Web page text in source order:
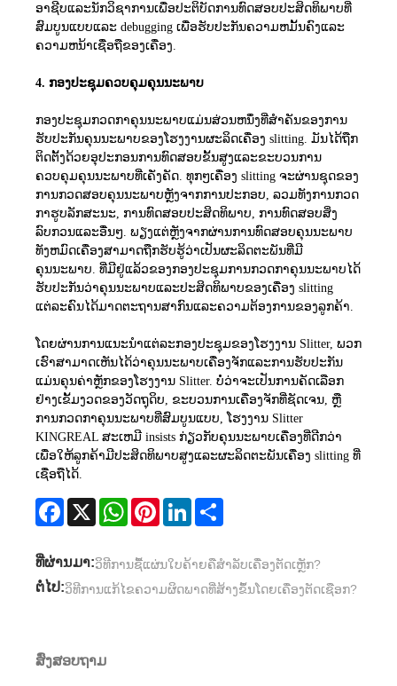
ອາຊີບແລະນັກວິຊາການເພື່ອປະຕິບັດການທົດສອບປະສິດທິພາບທີ່
ສົມບູນແບບແລະ debugging ເພື່ອຮັບປະກັນຄວາມຫມັ້ນຄົງແລະ
ຄວາມຫນ້າເຊື່ອຖືຂອງເຄື່ອງ.
4. ກອງປະຊຸມຄວບຄຸມຄຸນນະພາບ
ກອງປະຊຸມກວດກາຄຸນນະພາບແມ່ນສ່ວນຫນຶ່ງທີ່ສໍາຄັນຂອງການ
ຮັບປະກັນຄຸນນະພາບຂອງໂຮງງານຜະລິດເຄື່ອງ slitting. ມັນໄດ້ຖືກ
ຕິດຕັ້ງດ້ວຍອຸປະກອນການທົດສອບຂັ້ນສູງແລະຂະບວນການ
ຄວບຄຸມຄຸນນະພາບທີ່ເຄັ່ງຄັດ. ທຸກໆເຄື່ອງ slitting ຈະຜ່ານຊຸດຂອງ
ການກວດສອບຄຸນນະພາບຫຼັງຈາກການປະກອບ, ລວມທັງການກວດ
ກາຮູບລັກສະນະ, ການທົດສອບປະສິດທິພາບ, ການທົດສອບສິ່ງ
ລົບກວນແລະອື່ນໆ. ພຽງແຕ່ຫຼັງຈາກຜ່ານການທົດສອບຄຸນນະພາບ
ທັງຫມົດເຄື່ອງສາມາດຖືກຮັບຮູ້ວ່າເປັນຜະລິດຕະພັນທີ່ມີ
ຄຸນນະພາບ. ທີ່ມີຢູ່ແລ້ວຂອງກອງປະຊຸມການກວດກາຄຸນນະພາບໄດ້
ຮັບປະກັນວ່າຄຸນນະພາບແລະປະສິດທິພາບຂອງເຄື່ອງ slitting
ແຕ່ລະຄົນໄດ້ມາດຕະຖານສາກົນແລະຄວາມຕ້ອງການຂອງລູກຄ້າ.
ໂດຍຜ່ານການແນະນໍາແຕ່ລະກອງປະຊຸມຂອງໂຮງງານ Slitter, ພວກ
ເຮົາສາມາດເຫັນໄດ້ວ່າຄຸນນະພາບເຄື່ອງຈັກແລະການຮັບປະກັນ
ແມ່ນຄຸນຄ່າຫຼັກຂອງໂຮງງານ Slitter. ບໍ່ວ່າຈະເປັນການຄັດເລືອກ
ຢ່າງເຂັ້ມງວດຂອງວັດຖຸດິບ, ຂະບວນການເຄື່ອງຈັກທີ່ຊັດເຈນ, ຫຼື
ການກວດກາຄຸນນະພາບທີ່ສົມບູນແບບ, ໂຮງງານ Slitter
KINGREAL ສະເຫມີ insists ກ່ຽວກັບຄຸນນະພາບເຄື່ອງທີ່ດີກວ່າ
ເພື່ອໃຫ້ລູກຄ້າມີປະສິດທິພາບສູງແລະຜະລິດຕະພັນເຄື່ອງ slitting ທີ່
ເຊື່ອຖືໄດ້.
Facebook
X WhatsAppPinterestLinkedIn
ທີ່ຜ່ານມາ:ວິທີການຊື້ແຜ່ນໃບຄ້າຍຄືສໍາລັບເຄື່ອງຕັດເຫຼັກ?
ຕໍ່ໄປ:ວິ​ທີ​ການ​ແກ້​ໄຂ​ຄວາມ​ຜິດ​ພາດ​ທີ່​ສ້າງ​ຂຶ້ນ​ໂດຍ​ເຄື່ອງ​ຕັດ​ເຊືອກ​?
ສົ່ງສອບຖາມ